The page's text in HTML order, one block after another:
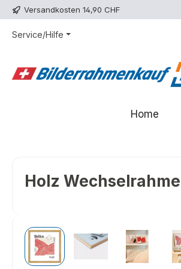
Hauptinhalt springen
Zur Suche springen
Zur Hauptnavigation springen
Versandkosten 14,90 CHF
Service/Hilfe
Home
Holz